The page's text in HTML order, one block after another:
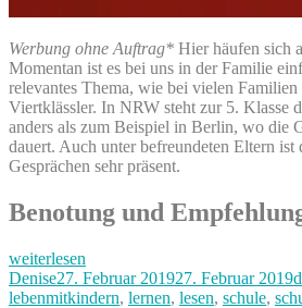
Werbung ohne Auftrag* Hier häufen sich
Momentan ist es bei uns in der Familie
relevantes Thema, wie bei vielen Familien
Viertklässler. In NRW steht zur 5. Klasse
anders als zum Beispiel in Berlin, wo die
dauert. Auch unter befreundeten Eltern
Gesprächen sehr präsent.
Benotung und
„Weiterführende
Schule
–
weiterlesen
Autor
DeniseVeröffentlicht
am
27. Februar 201927. Februar 2019
lebenmitkindern, lernen, lesen, schule,